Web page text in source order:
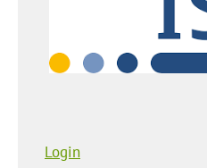
Login